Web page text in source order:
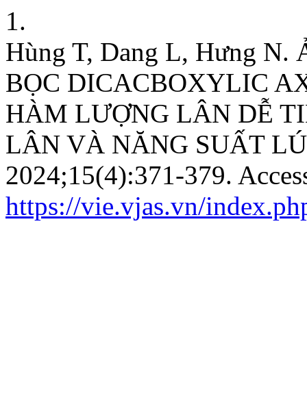
1.
Hùng T, Dang L, Hưng
BỌC DICACBOXYLIC
HÀM LƯỢNG LÂN DỄ
LÂN VÀ NĂNG SUẤT
2024;15(4):371-379.
https://vie.vjas.vn/